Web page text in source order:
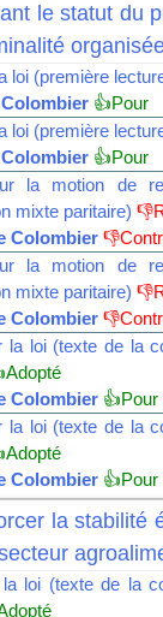
le statut du
loi (première
👍Pour
loi (première
👍Pour
la motion de
mixte paritaire)
Colombier
la motion de
mixte paritaire)
Colombier
loi (texte de la
Colombier 👍Pour
loi (texte de la
Colombier 👍Pour
la stabilité
loi (texte de la